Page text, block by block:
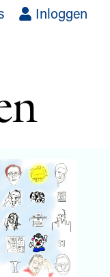
Inloggen